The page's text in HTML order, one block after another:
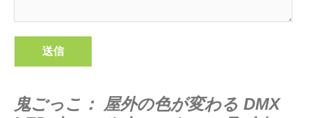
鬼ごっこ： 屋外の色が変わる DMX